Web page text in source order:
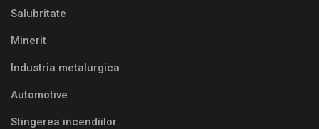
Salubritate
Minerit
Industria metalurgica
Automotive
Stingerea incendiilor